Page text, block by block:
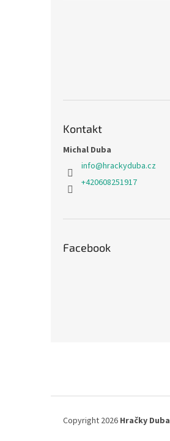
Kontakt
Michal Duba
info@hrackyduba.cz
+420608251917
Facebook
Copyright 2026 Hračky Duba